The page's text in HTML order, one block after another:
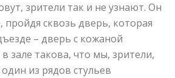
зрители так и не узнают. Он
пройдя сквозь дверь, которая
– дверь с кожаной
зале такова, что мы, зрители,
один из рядов стульев